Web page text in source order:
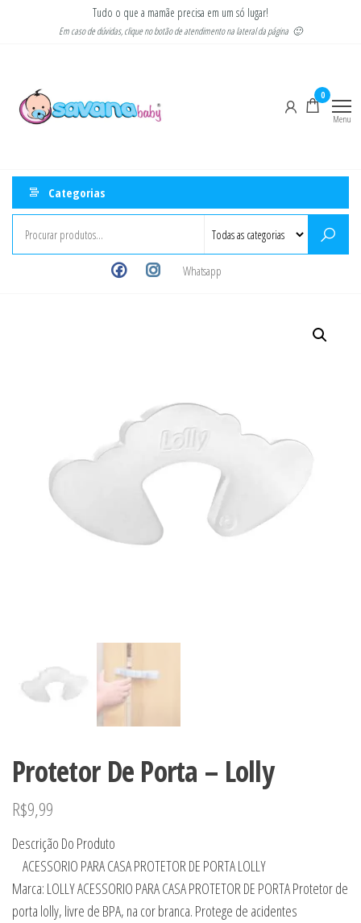
Tudo o que a mamãe precisa em um só lugar!
Em caso de dúvidas, clique no botão de atendimento na lateral da página 🙂
0
Menu
Categorias
Whatsapp
Protetor De Porta – Lolly
R$9,99
Descrição Do Produto
ACESSORIO PARA CASA PROTETOR DE PORTA LOLLY
Marca: LOLLY ACESSORIO PARA CASA PROTETOR DE PORTA Protetor de
porta lolly, livre de BPA, na cor branca. Protege de acidentes